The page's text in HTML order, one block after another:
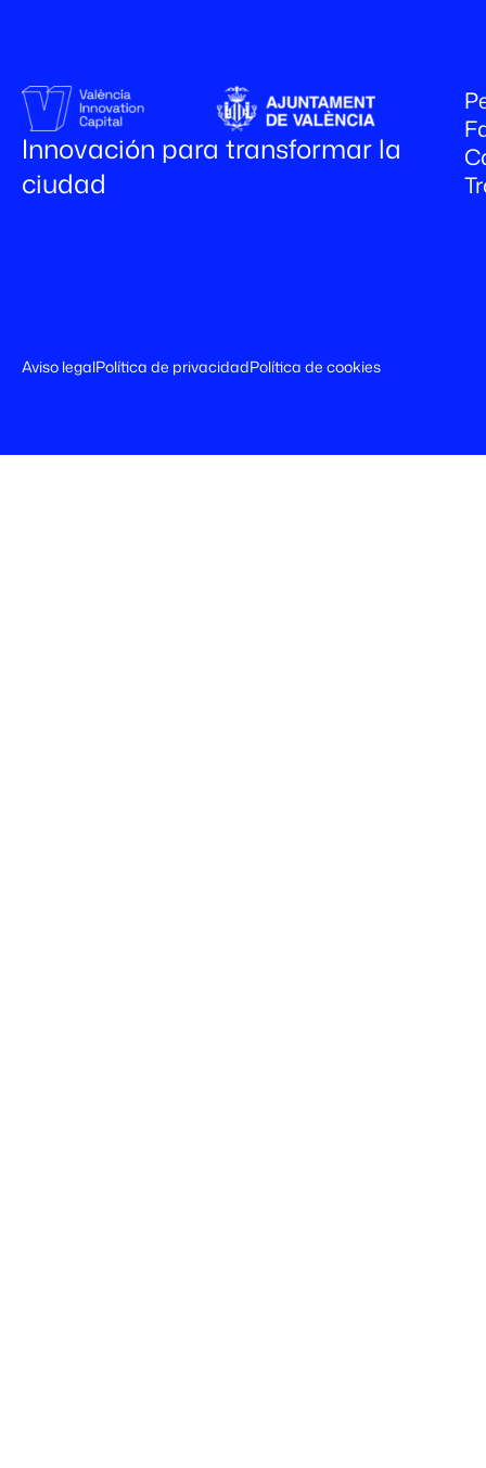
Innovación para transformar la
ciudad
Aviso legalPolítica de privacidadPolítica de cookies